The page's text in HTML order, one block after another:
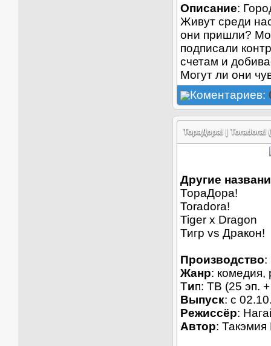
Описание:
Живут среди
они пришли?
подписали
счетам и
Могут ли они
Коментариев:
ТораДора! | Toradora!
Другие
ТораДора!
Toradora!
Tiger x Dragon
Тигр vs Дракон!
Производство:
Жанр: комедия,
Тип: ТВ (25 эп.
Выпуск: c
Режиссёр:
Автор: